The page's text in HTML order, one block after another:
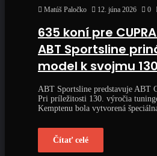
Matúš Paločko 12. júna 2026 0
635 koní pre
ABT Sportsline
model k svojmu
ABT Sportsline predstavuje ABT
Pri príležitosti 130. výročia
Kemptenu bola vytvorená
Čítať celé